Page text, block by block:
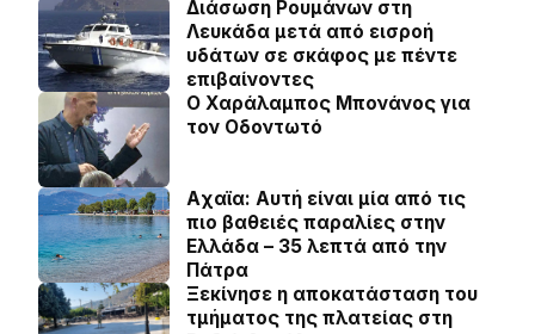
Διάσωση Ρουμάνων στη
Λευκάδα μετά από εισροή
υδάτων σε σκάφος με πέντε
επιβαίνοντες
Ο Χαράλαμπος Μπονάνος για
τον Οδοντωτό
Aχαϊα: Αυτή είναι μία από τις
πιο βαθειές παραλίες στην
Ελλάδα – 35 λεπτά από την
Πάτρα
Ξεκίνησε η αποκατάσταση του
τμήματος της πλατείας στη